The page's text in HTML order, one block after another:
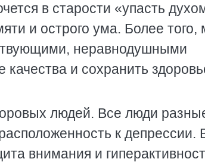
в старости «упасть
и острого ума. Более того,
неравнодушными
и сохранить
людей. Все люди
к депрессии.
внимания и